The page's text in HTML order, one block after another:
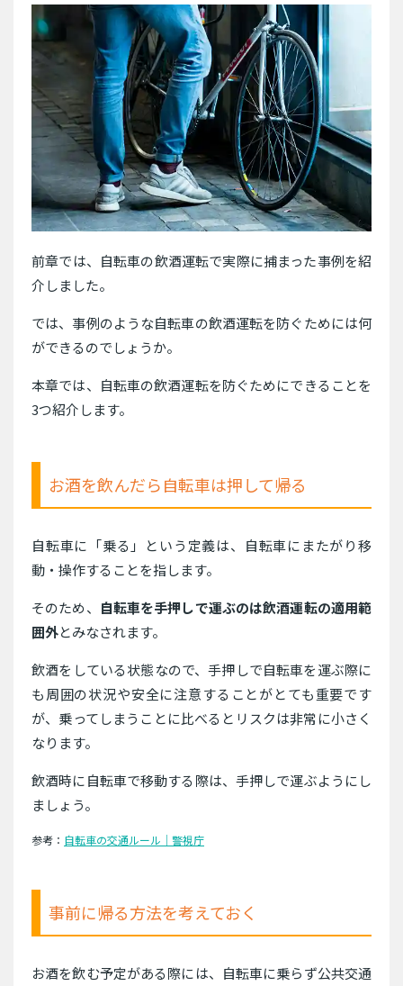
前章では、自転車の飲酒運転で実際に捕まった事例を紹
介しました。
では、事例のような自転車の飲酒運転を防ぐためには何
ができるのでしょうか。
本章では、自転車の飲酒運転を防ぐためにできることを
3つ紹介します。
お酒を飲んだら自転車は押して帰る
自転車に「乗る」という定義は、自転車にまたがり移
動・操作することを指します。
そのため、
自転車を手押しで運ぶのは飲酒運転の適用範
囲外とみなされます。
飲酒をしている状態なので、手押しで自転車を運ぶ際に
も周囲の状況や安全に注意することがとても重要です
が、乗ってしまうことに比べるとリスクは非常に小さく
なります。
飲酒時に自転車で移動する際は、手押しで運ぶようにし
ましょう。
参考： 自転車の交通ルール｜警視庁
事前に帰る方法を考えておく
お酒を飲む予定がある際には、自転車に乗らず公共交通